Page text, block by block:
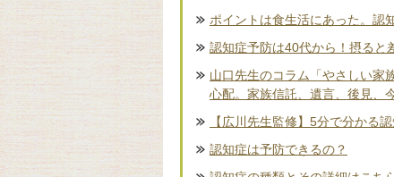
ポイントは食生活にあった。認
認知症予防は40代から！摂ると
山口先生のコラム「やさしい
心配。家族信託、遺言、後見、
【広川先生監修】5分で分かる
認知症は予防できるの？